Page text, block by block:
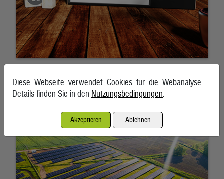
Strom Photovoltaik liegt aktuell nicht mehr weit hinter
Wasserkraft
5. August 2026
Diese Webseite verwendet Cookies für die Webanalyse.
Details finden Sie in den Nutzungsbedingungen.
Akzeptieren Ablehnen